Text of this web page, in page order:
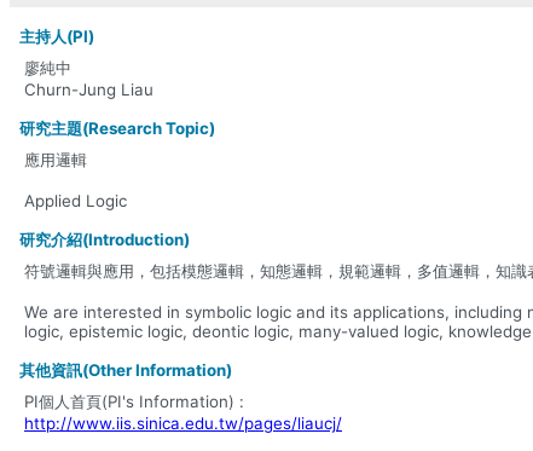
主持人(PI)
廖純中
Churn-Jung Liau
研究主題(Research Topic)
應用邏輯
Applied Logic
研究介紹(Introduction)
符號邏輯與應用，包括模態邏輯，知態邏輯，規範邏輯，多值邏輯，知識
We are interested in symbolic logic and its applications, including
logic, epistemic logic, deontic logic, many-valued logic,
其他資訊(Other Information)
PI個人首頁(PI's Information) :
http://www.iis.sinica.edu.tw/pages/liaucj/